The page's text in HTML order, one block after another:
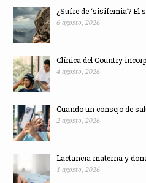
¿Sufre de ‘sisifemia’? El
6 agosto, 2026
Clínica del Country
4 agosto, 2026
Cuando un consejo de
2 agosto, 2026
Lactancia materna y
1 agosto, 2026